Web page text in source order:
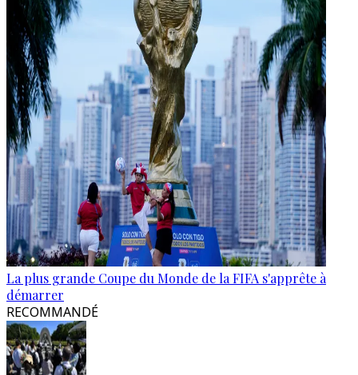
La plus grande Coupe du Monde de la FIFA s'apprête à
démarrer
RECOMMANDÉ